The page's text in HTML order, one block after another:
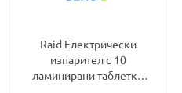
Raid Електрически
изпарител с 10
ламинирани таблетки